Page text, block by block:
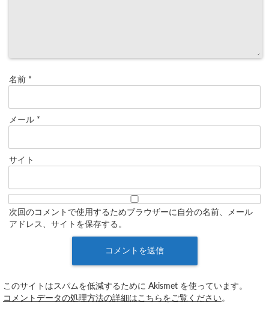
名前 *
メール *
サイト
次回のコメントで使用するためブラウザーに自分の名前、メール
アドレス、サイトを保存する。
このサイトはスパムを低減するために Akismet を使っています。
コメントデータの処理方法の詳細はこちらをご覧ください。